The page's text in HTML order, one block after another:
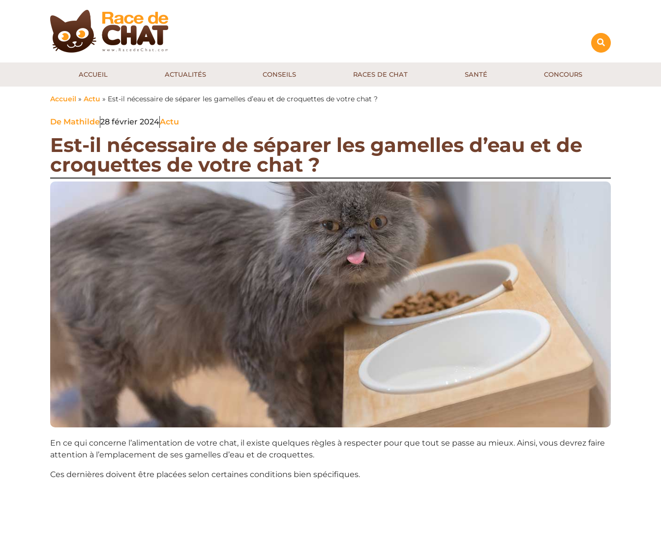
ACCUEIL ACTUALITÉS CONSEILS RACES DE CHAT SANTÉ CONCOURS
Accueil » Actu » Est-il nécessaire de séparer les gamelles d’eau et de croquettes de votre chat ?
De Mathilde28 février 2024Actu
Est-il nécessaire de séparer les gamelles d’eau et de
croquettes de votre chat ?
En ce qui concerne l’alimentation de votre chat, il existe quelques règles à respecter pour que tout se passe au mieux. Ainsi, vous devrez faire
attention à l’emplacement de ses gamelles d’eau et de croquettes.
Ces dernières doivent être placées selon certaines conditions bien spécifiques.